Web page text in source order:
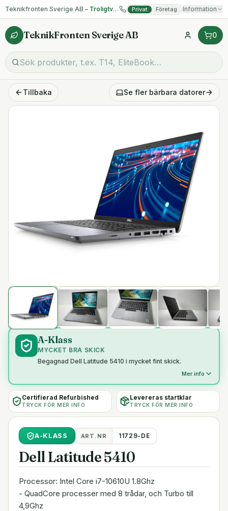
Teknikfronten Sverige AB – Troligtvis billigast på begagnad IT! Privat Företag Information
TeknikFronten Sverige AB 0
Tillbaka Se fler bärbara datorer
A-Klass
MYCKET BRA SKICK
Begagnad Dell Latitude 5410 i mycket fint skick.
Mer info
Certifierad Refurbished
TRYCK FÖR MER INFO
Levereras startklar
TRYCK FÖR MER INFO
A-KLASS ART.NR 11729-DE
Dell Latitude 5410
Processor: Intel Core i7-10610U 1.8Ghz
- QuadCore processer med 8 trådar, och Turbo till
4,9Ghz